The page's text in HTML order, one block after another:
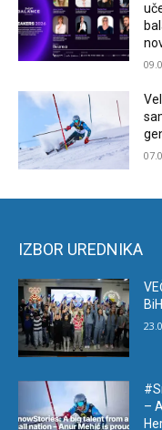
IZBOR UREDNIKA
–